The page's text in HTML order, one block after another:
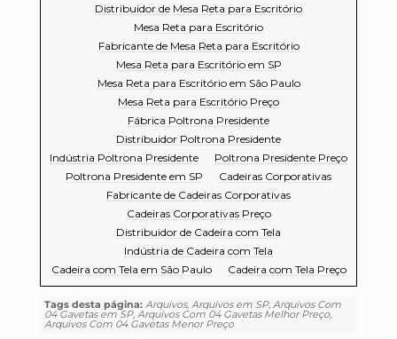
Distribuidor de Mesa Reta para Escritório
Mesa Reta para Escritório
Fabricante de Mesa Reta para Escritório
Mesa Reta para Escritório em SP
Mesa Reta para Escritório em São Paulo
Mesa Reta para Escritório Preço
Fábrica Poltrona Presidente
Distribuidor Poltrona Presidente
Indústria Poltrona Presidente
Poltrona Presidente Preço
Poltrona Presidente em SP
Cadeiras Corporativas
Fabricante de Cadeiras Corporativas
Cadeiras Corporativas Preço
Distribuidor de Cadeira com Tela
Indústria de Cadeira com Tela
Cadeira com Tela em São Paulo
Cadeira com Tela Preço
Tags desta página: Arquivos, Arquivos em SP, Arquivos Com
04 Gavetas em SP, Arquivos Com 04 Gavetas Melhor Preço,
Arquivos Com 04 Gavetas Menor Preço